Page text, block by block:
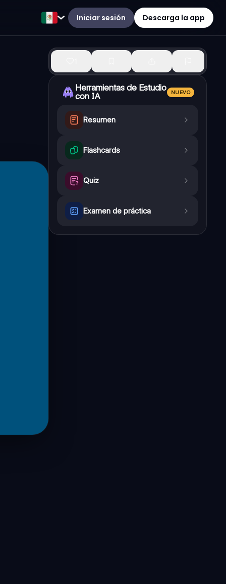
Iniciar sesión Descarga la app
Herramientas de Estudio
con IA
NUEVO
Resumen
Flashcards
Quiz
Examen de práctica